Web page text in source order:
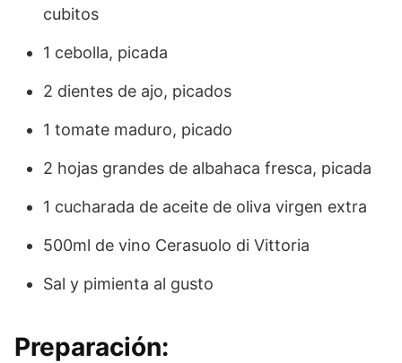
cubitos
1 cebolla, picada
2 dientes de ajo, picados
1 tomate maduro, picado
2 hojas grandes de albahaca fresca, picada
1 cucharada de aceite de oliva virgen extra
500ml de vino Cerasuolo di Vittoria
Sal y pimienta al gusto
Preparación: